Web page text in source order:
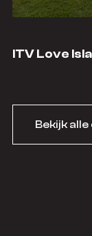
ITV Love
Bekijk alle